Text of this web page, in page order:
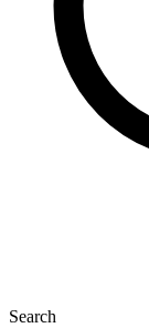
Search